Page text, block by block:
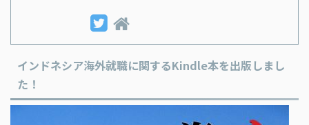
インドネシア海外就職に関するKindle本を出版しまし
た！